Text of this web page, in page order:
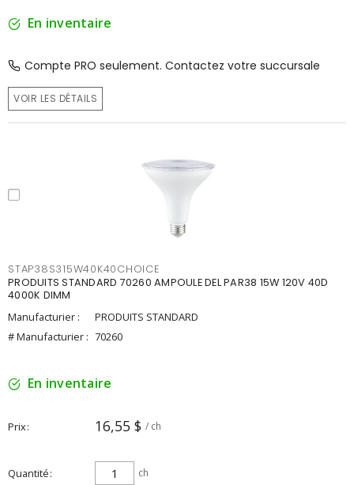
En inventaire
Compte PRO seulement. Contactez votre succursale
VOIR LES DÉTAILS
STAP38S315W40K40CHOICE
PRODUITS STANDARD 70260 AMPOULE DEL PAR38 15W 120V 40D
4000K DIMM
Manufacturier :
PRODUITS STANDARD
# Manufacturier : 70260
En inventaire
Prix 16,55 $ / ch
Quantité ch